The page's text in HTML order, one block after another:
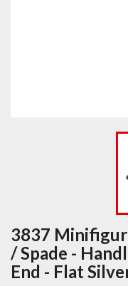
3837
/ Spade -
End - Flat